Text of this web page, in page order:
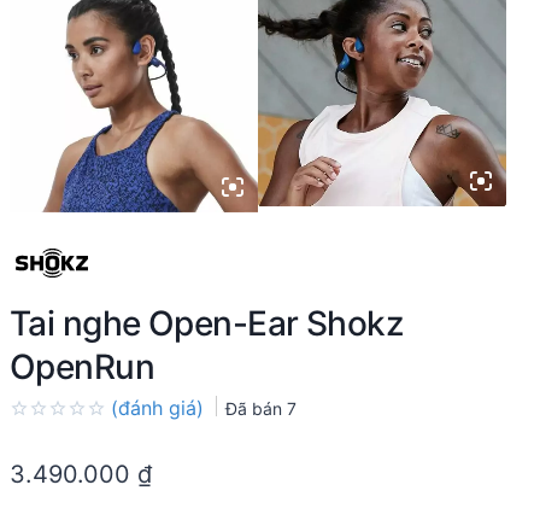
Tai nghe Open-Ear Shokz
OpenRun
out
(đánh giá) Đã bán 7
3.490.000 ₫